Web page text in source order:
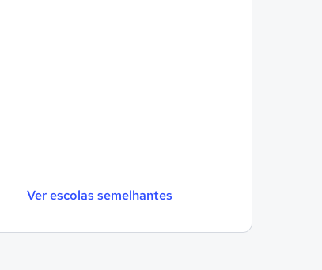
Ver escolas semelhantes